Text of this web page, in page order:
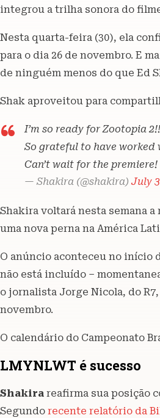
integrou a trilha sonora do
Nesta quarta-feira (30), ela
para o dia 26 de novembro. E
de ninguém menos do que Ed
Shak aproveitou para
I’m so ready for Zootopia
So grateful to have worked
Can’t wait for the premiere!
— Shakira (@shakira) July
Shakira voltará nesta semana
uma nova perna na América
O anúncio aconteceu no início
não está incluído –
o jornalista Jorge Nicola, do
novembro.
O calendário do Campeonato
LMYNLWT é sucesso
Shakira reafirma sua posição
Segundo recente relatório da